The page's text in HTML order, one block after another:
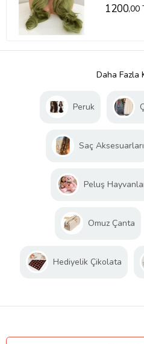
1200,00
Daha Fazla
Peruk
Saç Aksesuarları
Peluş
Omuz Çanta
Hediyelik Çikolata